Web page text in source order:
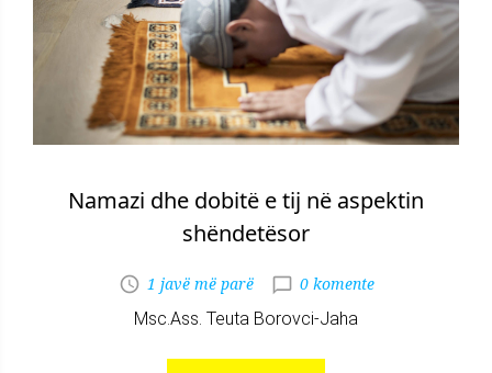
Namazi dhe dobitë e tij në aspektin
shëndetësor
1 javë më parë
0 komente
Msc.Ass. Teuta Borovci-Jaha